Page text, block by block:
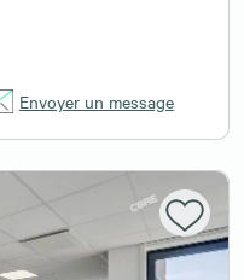
Envoyer un message